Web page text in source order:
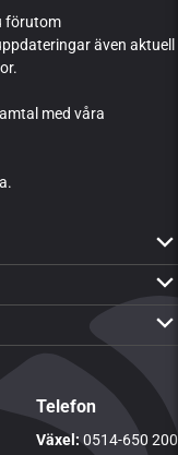
förutom
även aktuell
med våra
Telefon
Växel:0514-650 200